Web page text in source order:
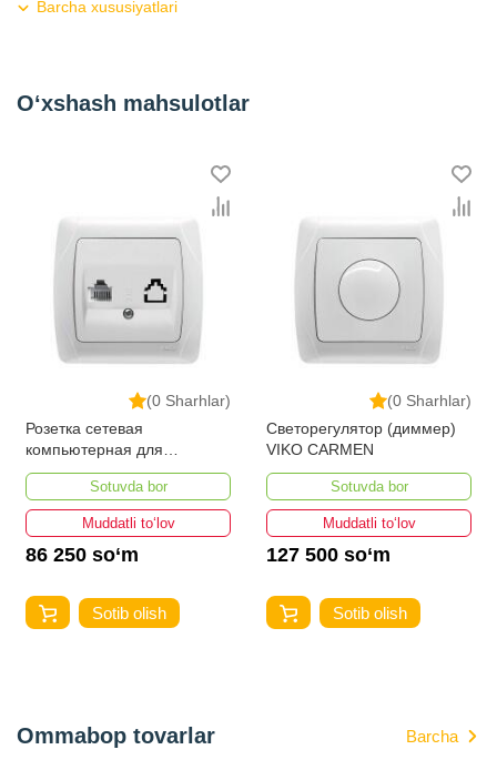
Габариты, мм
Розетки и выключатели
Barcha xususiyatlari
O‘xshash mahsulotlar
(0 Sharhlar)
Розетка сетевая
компьютерная для
интернет VIKO CARMEN
Sotuvda bor
Muddatli to‘lov
86 250 so‘m
Sotib olish
(0 Sharhlar)
Светорегулятор (диммер)
VIKO CARMEN
Sotuvda bor
Muddatli to‘lov
127 500 so‘m
Sotib olish
Ommabop tovarlar Barcha